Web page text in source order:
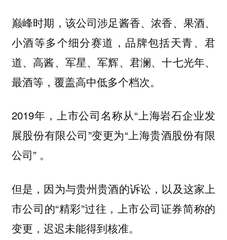
巅峰时期，该公司涉足酱香、浓香、果酒、
小酒等多个细分赛道，品牌包括天青、君
道、高酱、军星、军辉、君澜、十七光年、
最酒等，覆盖高中低多个档次。
2019年，上市公司名称从“上海岩石企业发
展股份有限公司”变更为“上海贵酒股份有限
公司” 。
但是，因为与贵州贵酒的诉讼，以及这家上
市公司的“精彩”过往，上市公司证券简称的
变更，迟迟未能得到核准。